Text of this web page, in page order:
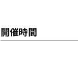
開催時間